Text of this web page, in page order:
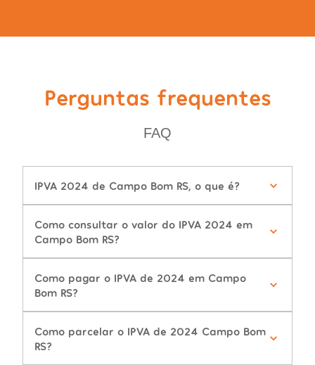
Perguntas frequentes
FAQ
IPVA 2024 de Campo Bom RS, o que é?
Como consultar o valor do IPVA 2024 em
Campo Bom RS?
Como pagar o IPVA de 2024 em Campo
Bom RS?
Como parcelar o IPVA de 2024 Campo Bom
RS?